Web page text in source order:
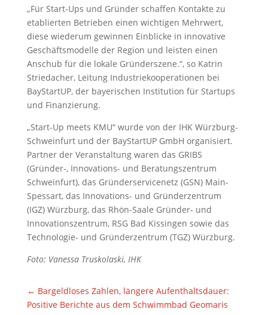
„Für Start-Ups und Gründer schaffen Kontakte zu
etablierten Betrieben einen wichtigen Mehrwert,
diese wiederum gewinnen Einblicke in innovative
Geschäftsmodelle der Region und leisten einen
Anschub für die lokale Gründerszene.“, so Katrin
Striedacher, Leitung Industriekooperationen bei
BayStartUP, der bayerischen Institution für Startups
und Finanzierung.
„Start-Up meets KMU“ wurde von der IHK Würzburg-
Schweinfurt und der BayStartUP GmbH organisiert.
Partner der Veranstaltung waren das GRIBS
(Gründer-, Innovations- und Beratungszentrum
Schweinfurt), das Gründerservicenetz (GSN) Main-
Spessart, das Innovations- und Gründerzentrum
(IGZ) Würzburg, das Rhön-Saale Gründer- und
Innovationszentrum, RSG Bad Kissingen sowie das
Technologie- und Gründerzentrum (TGZ) Würzburg.
Foto: Vanessa Truskolaski, IHK
← Bargeldloses Zahlen, längere Aufenthaltsdauer:
Positive Berichte aus dem Schwimmbad Geomaris